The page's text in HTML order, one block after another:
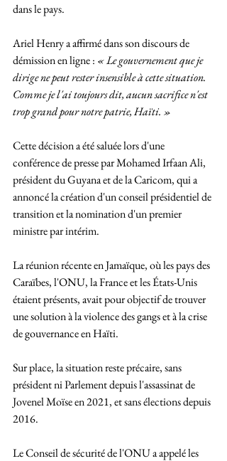
dans le pays.
Ariel Henry a affirmé dans son discours de
démission en ligne : « Le gouvernement que je
dirige ne peut rester insensible à cette situation.
Comme je l'ai toujours dit, aucun sacrifice n'est
trop grand pour notre patrie, Haïti. »
Cette décision a été saluée lors d'une
conférence de presse par Mohamed Irfaan Ali,
président du Guyana et de la Caricom, qui a
annoncé la création d'un conseil présidentiel de
transition et la nomination d'un premier
ministre par intérim.
La réunion récente en Jamaïque, où les pays des
Caraïbes, l'ONU, la France et les États-Unis
étaient présents, avait pour objectif de trouver
une solution à la violence des gangs et à la crise
de gouvernance en Haïti.
Sur place, la situation reste précaire, sans
président ni Parlement depuis l'assassinat de
Jovenel Moïse en 2021, et sans élections depuis
2016.
Le Conseil de sécurité de l'ONU a appelé les